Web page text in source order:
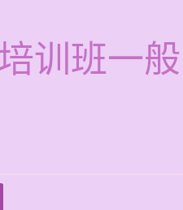
训班一